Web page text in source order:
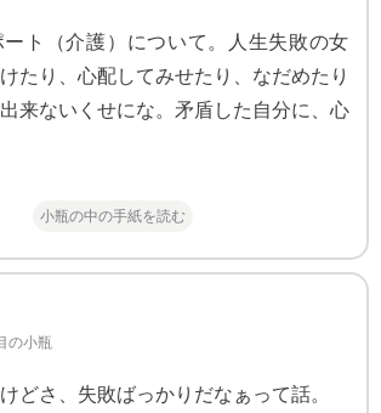
ト（介護）について。人生失敗の女
たり、心配してみせたり、なだめたり
来ないくせにな。矛盾した自分に、心
小瓶の中の手紙を読む
の小瓶
どさ、失敗ばっかりだなぁって話。